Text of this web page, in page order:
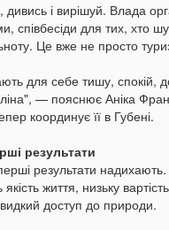
і вирішуй. Влада
співбесіди для тих, хто
Це вже не просто
для себе тишу, спокій,
— пояснює Аніка
координує її в Губені.
результати
результати
життя, низьку
доступ до природи.